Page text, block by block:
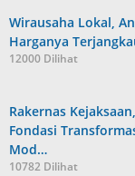
Wirausaha Lokal,
Harganya
12000 Dilihat
Rakernas
Fondasi
Mod…
10782 Dilihat